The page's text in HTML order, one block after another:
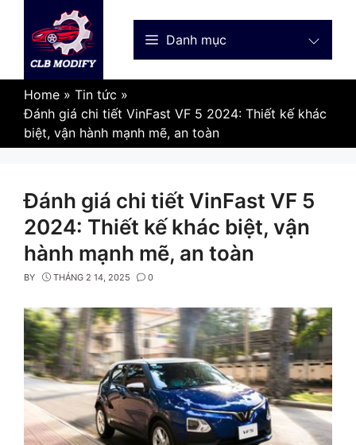
content
Danh mục
Home » Tin tức »
Đánh giá chi tiết VinFast VF 5 2024: Thiết kế khác
biệt, vận hành mạnh mẽ, an toàn
Đánh giá chi tiết VinFast VF 5
2024: Thiết kế khác biệt, vận
hành mạnh mẽ, an toàn
BY THÁNG 2 14, 2025 0